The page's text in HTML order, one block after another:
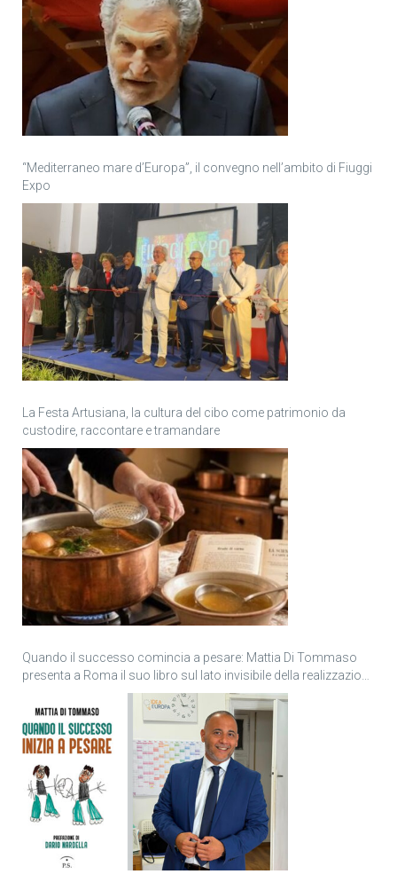
“Mediterraneo mare d’Europa”, il convegno nell’ambito di Fiuggi
Expo
La Festa Artusiana, la cultura del cibo come patrimonio da
custodire, raccontare e tramandare
Quando il successo comincia a pesare: Mattia Di Tommaso
presenta a Roma il suo libro sul lato invisibile della realizzazione